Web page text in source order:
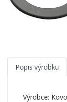
Popis výrobku
Výrobce: